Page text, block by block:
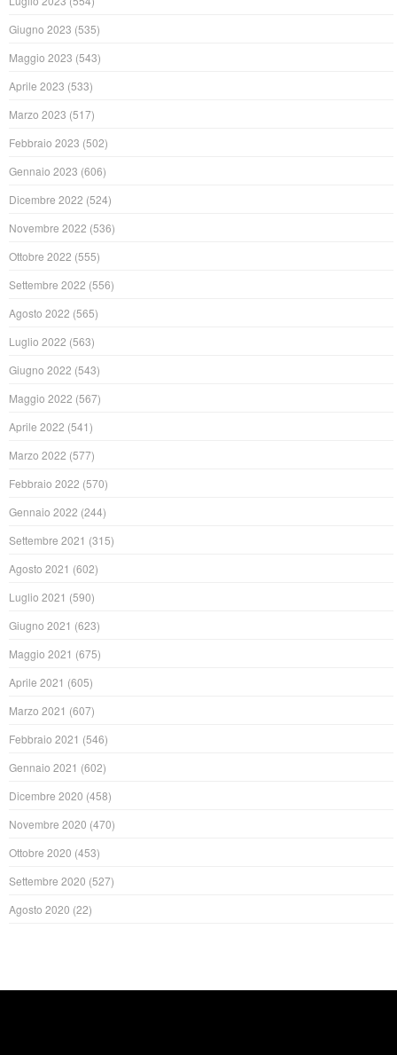
Giugno 2023 (535)
Maggio 2023 (543)
Aprile 2023 (533)
Marzo 2023 (517)
Febbraio 2023 (502)
Gennaio 2023 (606)
Dicembre 2022 (524)
Novembre 2022 (536)
Ottobre 2022 (555)
Settembre 2022 (556)
Agosto 2022 (565)
Luglio 2022 (563)
Giugno 2022 (543)
Maggio 2022 (567)
Aprile 2022 (541)
Marzo 2022 (577)
Febbraio 2022 (570)
Gennaio 2022 (244)
Settembre 2021 (315)
Agosto 2021 (602)
Luglio 2021 (590)
Giugno 2021 (623)
Maggio 2021 (675)
Aprile 2021 (605)
Marzo 2021 (607)
Febbraio 2021 (546)
Gennaio 2021 (602)
Dicembre 2020 (458)
Novembre 2020 (470)
Ottobre 2020 (453)
Settembre 2020 (527)
Agosto 2020 (22)